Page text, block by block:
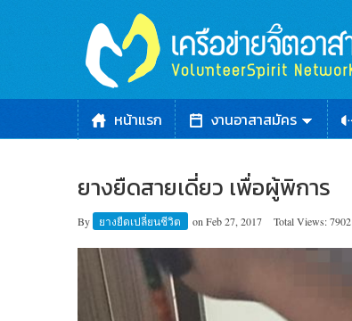
หน้าแรก งานอาสาสมัคร
ยางยืดสายเดี่ยว เพื่อผู้พิการ
By ยางยืดเปลี่ยนชีวิต on Feb 27, 2017 Total Views: 7902